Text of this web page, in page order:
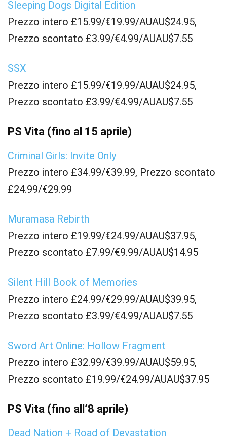
Sleeping Dogs Digital Edition
Prezzo intero £15.99/€19.99/AUAU$24.95,
Prezzo scontato £3.99/€4.99/AUAU$7.55
SSX
Prezzo intero £15.99/€19.99/AUAU$24.95,
Prezzo scontato £3.99/€4.99/AUAU$7.55
PS Vita (fino al 15 aprile)
Criminal Girls: Invite Only
Prezzo intero £34.99/€39.99, Prezzo scontato
£24.99/€29.99
Muramasa Rebirth
Prezzo intero £19.99/€24.99/AUAU$37.95,
Prezzo scontato £7.99/€9.99/AUAU$14.95
Silent Hill Book of Memories
Prezzo intero £24.99/€29.99/AUAU$39.95,
Prezzo scontato £3.99/€4.99/AUAU$7.55
Sword Art Online: Hollow Fragment
Prezzo intero £32.99/€39.99/AUAU$59.95,
Prezzo scontato £19.99/€24.99/AUAU$37.95
PS Vita (fino all’8 aprile)
Dead Nation + Road of Devastation